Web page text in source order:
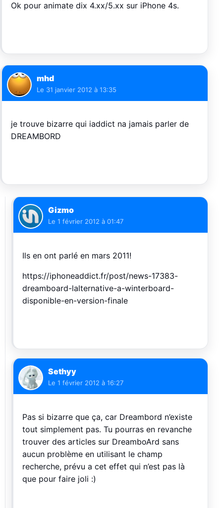
Ok pour animate dix 4.xx/5.xx sur iPhone 4s.
mhd
Le 31 janvier 2012 à 13:35
je trouve bizarre qui iaddict na jamais parler de
DREAMBORD
Gizmo
Le 1 février 2012 à 01:47
Ils en ont parlé en mars 2011!
https://iphoneaddict.fr/post/news-17383-
dreamboard-lalternative-a-winterboard-
disponible-en-version-finale
Sethyy
Le 1 février 2012 à 16:27
Pas si bizarre que ça, car Dreambord n’existe
tout simplement pas. Tu pourras en revanche
trouver des articles sur DreamboArd sans
aucun problème en utilisant le champ
recherche, prévu a cet effet qui n’est pas là
que pour faire joli :)